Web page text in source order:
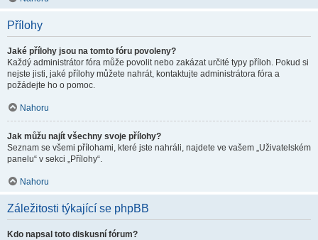
Přílohy
Jaké přílohy jsou na tomto fóru povoleny?
Každý administrátor fóra může povolit nebo zakázat určité typy příloh. Pokud si
nejste jisti, jaké přílohy můžete nahrát, kontaktujte administrátora fóra a
požádejte ho o pomoc.
Nahoru
Jak můžu najít všechny svoje přílohy?
Seznam se všemi přílohami, které jste nahráli, najdete ve vašem „Uživatelském
panelu“ v sekci „Přílohy“.
Nahoru
Záležitosti týkající se phpBB
Kdo napsal toto diskusní fórum?